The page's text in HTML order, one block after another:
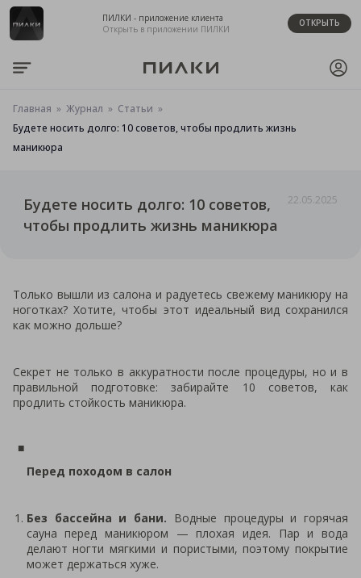
ПИЛКИ - приложение клиента
Открыть в приложении ПИЛКИ
ОТКРЫТЬ
Главная Журнал
Статьи
Будете носить долго: 10 советов, чтобы продлить жизнь
маникюра
Будете носить долго: 10 советов,
чтобы продлить жизнь маникюра
22.05.2025
Только вышли из салона и радуетесь свежему маникюру на
ноготках? Хотите, чтобы этот идеальный вид сохранился
как можно дольше?
Секрет не только в аккуратности после процедуры, но и в
правильной подготовке: забирайте 10 советов, как
продлить стойкость маникюра.
Перед походом в салон
Без бассейна и бани. Водные процедуры и горячая
сауна перед маникюром — плохая идея. Пар и вода
делают ногти мягкими и пористыми, поэтому покрытие
может держаться хуже.